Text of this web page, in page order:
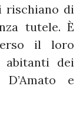
rischiano di
tutele. È
il loro
abitanti dei
D’Amato e